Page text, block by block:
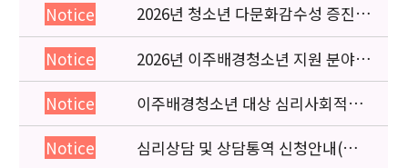
Notice
2026년 청소년 다문화감수성 증진
프로그램 「다가감」신청기관 안내
Notice
2026년 이주배경청소년 지원 분야
종사자 역량강화 교육 일정 안내
Notice
이주배경청소년 대상 심리사회적응
검사 연수동영상 개편 안내
Notice
심리상담 및 상담통역 신청안내(의뢰